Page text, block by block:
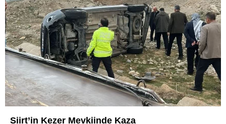
PERVARI
ŞIRVAN
TILLO
GÜNDEM
NÖBETÇI ECZANELER
Siirt’in Kezer Mevkiinde Kaza